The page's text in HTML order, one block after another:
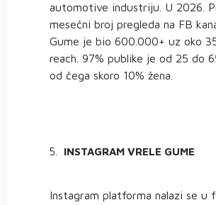
automotive industriju. U 2026.
mesečni broj pregleda na FB
Gume je bio 600.000+ uz oko
reach. 97% publike je od 25 do
od čega skoro 10% žena.
INSTAGRAM VRELE GUME
Instagram platforma nalazi se u